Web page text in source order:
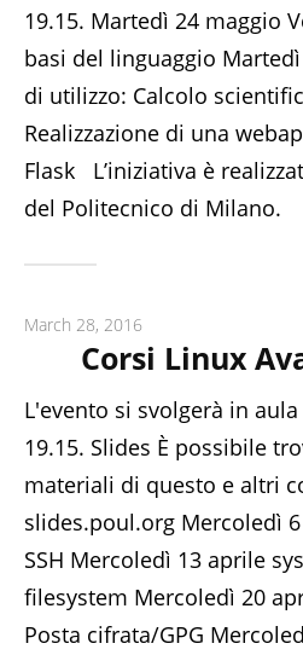
19.15. Martedì 24 maggio
basi del linguaggio
di utilizzo: Calcolo
Realizzazione di una
Flask L’iniziativa è
del Politecnico di Milano.
March 28, 2016
Corsi Linux
L'evento si svolgerà in
19.15. Slides È possibile
materiali di questo e altri
slides.poul.org Mercoledì
SSH Mercoledì 13 aprile
filesystem Mercoledì 20
Posta cifrata/GPG